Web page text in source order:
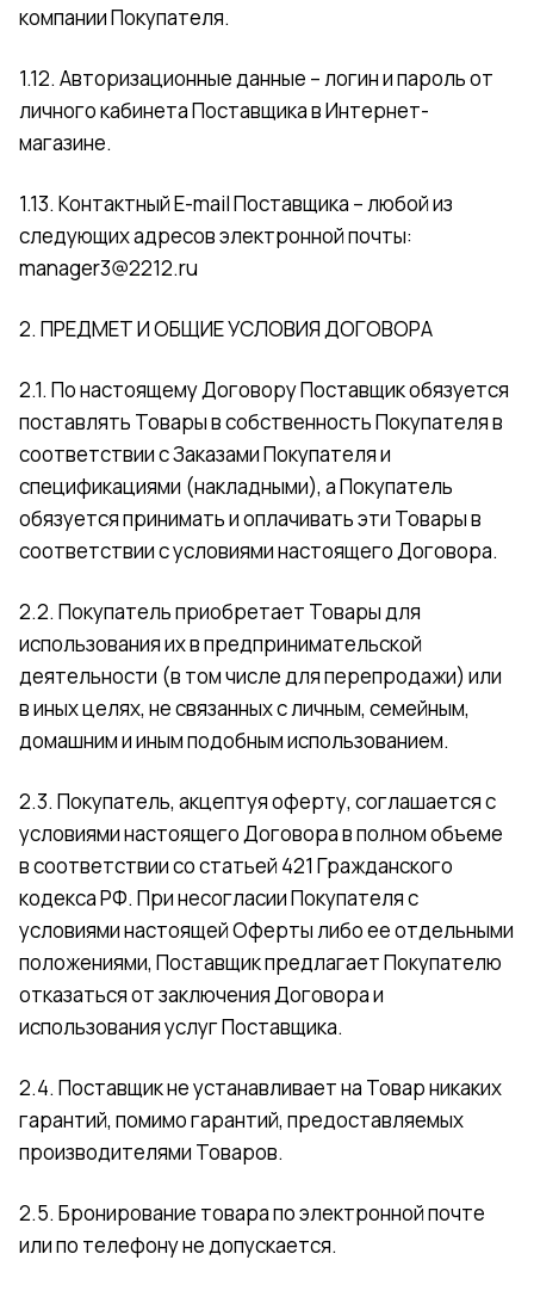
компании Покупателя.
1.12. Авторизационные данные – логин и пароль от
личного кабинета Поставщика в Интернет-
магазине.
1.13. Контактный E-mail Поставщика – любой из
следующих адресов электронной почты:
manager3@2212.ru
2. ПРЕДМЕТ И ОБЩИЕ УСЛОВИЯ ДОГОВОРА
2.1. По настоящему Договору Поставщик обязуется
поставлять Товары в собственность Покупателя в
соответствии с Заказами Покупателя и
спецификациями (накладными), а Покупатель
обязуется принимать и оплачивать эти Товары в
соответствии с условиями настоящего Договора.
2.2. Покупатель приобретает Товары для
использования их в предпринимательской
деятельности (в том числе для перепродажи) или
в иных целях, не связанных с личным, семейным,
домашним и иным подобным использованием.
2.3. Покупатель, акцептуя оферту, соглашается с
условиями настоящего Договора в полном объеме
в соответствии со статьей 421 Гражданского
кодекса РФ. При несогласии Покупателя с
условиями настоящей Оферты либо ее отдельными
положениями, Поставщик предлагает Покупателю
отказаться от заключения Договора и
использования услуг Поставщика.
2.4. Поставщик не устанавливает на Товар никаких
гарантий, помимо гарантий, предоставляемых
производителями Товаров.
2.5. Бронирование товара по электронной почте
или по телефону не допускается.